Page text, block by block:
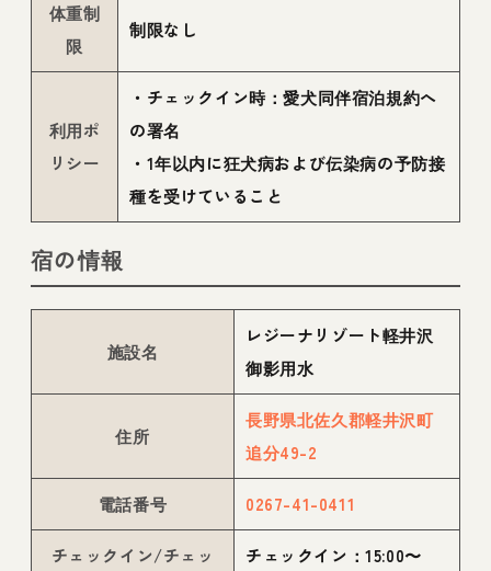
体重制
限
制限なし
利用ポ
リシー
・チェックイン時：愛犬同伴宿泊規約へ
の署名
・1年以内に狂犬病および伝染病の予防接
種を受けていること
宿の情報
施設名
レジーナリゾート軽井沢
御影用水
住所
長野県北佐久郡軽井沢町
追分49-2
電話番号 0267-41-0411
チェックイン/チェッ
チェックイン：15:00〜